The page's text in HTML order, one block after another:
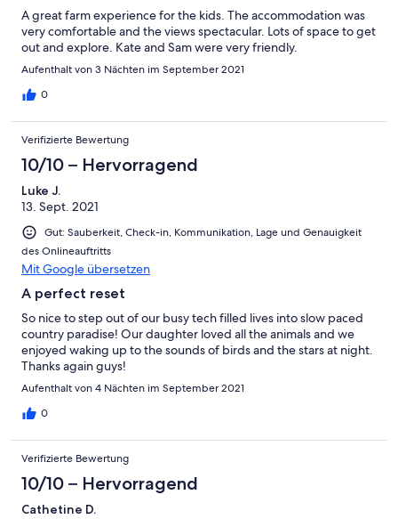
A great farm experience for the kids. The accommodation was
very comfortable and the views spectacular. Lots of space to get
out and explore. Kate and Sam were very friendly.
Aufenthalt von 3 Nächten im September 2021
0
Verifizierte Bewertung
10/10 – Hervorragend
Luke J.
13. Sept. 2021
Gut: Sauberkeit, Check-in, Kommunikation, Lage und Genauigkeit
des Onlineauftritts
Mit Google übersetzen
A perfect reset
So nice to step out of our busy tech filled lives into slow paced
country paradise! Our daughter loved all the animals and we
enjoyed waking up to the sounds of birds and the stars at night.
Thanks again guys!
Aufenthalt von 4 Nächten im September 2021
0
Verifizierte Bewertung
10/10 – Hervorragend
Cathetine D.